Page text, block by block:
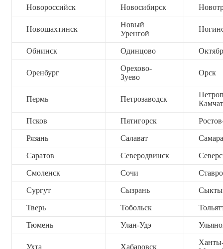
Новороссийск Новосибирск
Новошахтинск
Новый
Уренгой
Обнинск Одинцово
Оренбург
Орехово-
Зуево
Орск
Пермь Петрозаводск
Псков Пятигорск
Рязань Салават Самара
Саратов Северодвинск
Смоленск Сочи
Сургут Сызрань
Тверь Тобольск
Тюмень Улан-Удэ
Ухта Хабаровск